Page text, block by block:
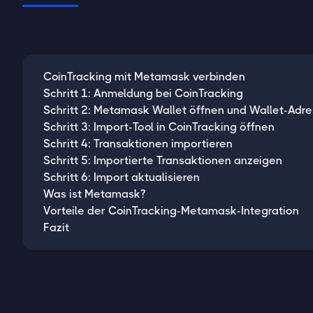
CoinTracking mit Metamask verbinden
Schritt 1: Anmeldung bei CoinTracking
Schritt 2: Metamask Wallet öffnen und Wallet-
Schritt 3: Import-Tool in CoinTracking öffnen
Schritt 4: Transaktionen importieren
Schritt 5: Importierte Transaktionen anzeigen
Schritt 6: Import aktualisieren
Was ist Metamask?
Vorteile der CoinTracking-Metamask-Integration
Fazit